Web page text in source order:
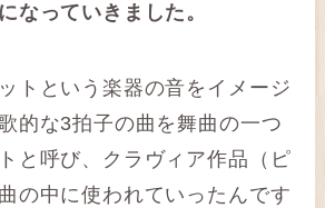
なっていきました。
トという楽器の音をイメージ
的な3拍子の曲を舞曲の一つ
と呼び、クラヴィア作品（ピ
の中に使われていったんです